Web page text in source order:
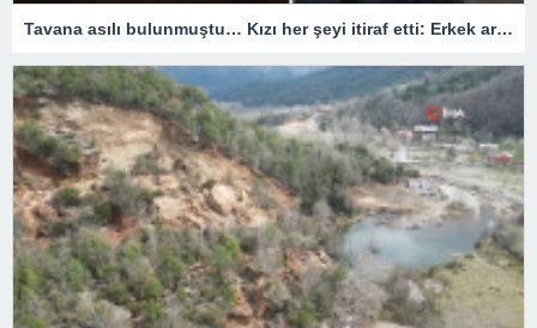
Tavana asılı bulunmuştu… Kızı her şeyi itiraf etti: Erkek arkadaşıyla plan yapıp öldürmüş! Dikkat çeken tecavüz detayı